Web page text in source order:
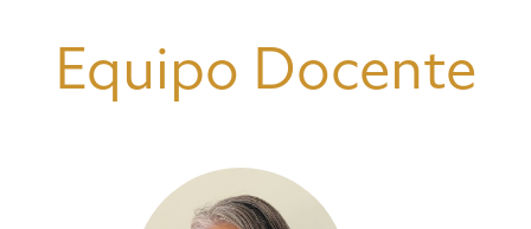
Equipo Docente